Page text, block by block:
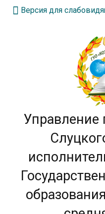
Версия для
Управление